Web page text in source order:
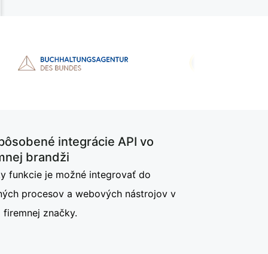
integrácie API vo
brandži
funkcie je možné integrovať do
procesov a webových nástrojov v
firemnej značky.